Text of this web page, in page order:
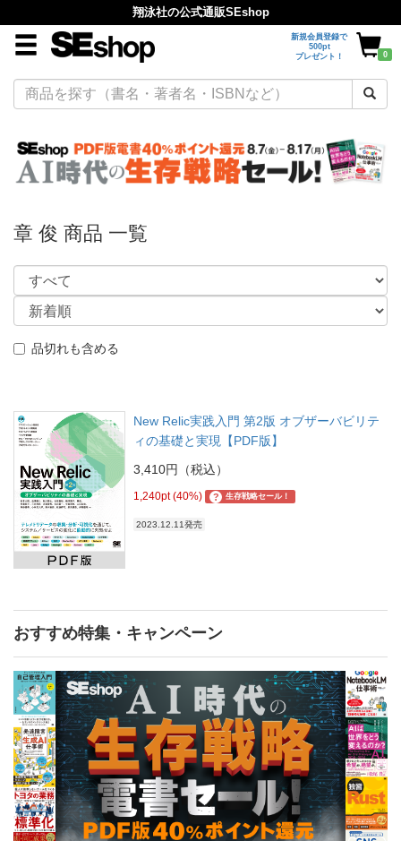
翔泳社の公式通販SEshop
新規会員登録で
500pt
プレゼント！
0
章 俊 商品 一覧
品切れも含める
New Relic実践入門 第2版 オブザーバビリテ
ィの基礎と実現【PDF版】
3,410円（税込）
1,240pt (40%) ? 生存戦略セール！
2023.12.11発売
おすすめ特集・キャンペーン